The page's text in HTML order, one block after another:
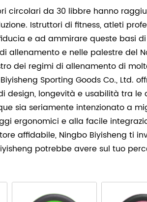
circolari da 30 libbre hanno
Istruttori di fitness, atleti
e ad ammirare queste basi
allenamento e nelle palestre del
dei regimi di allenamento di
Sporting Goods Co., Ltd.
design, longevità e usabilità tra
sia seriamente intenzionato a
ergonomici e alla facile
affidabile, Ningbo Biyisheng ti
potrebbe avere sul tuo